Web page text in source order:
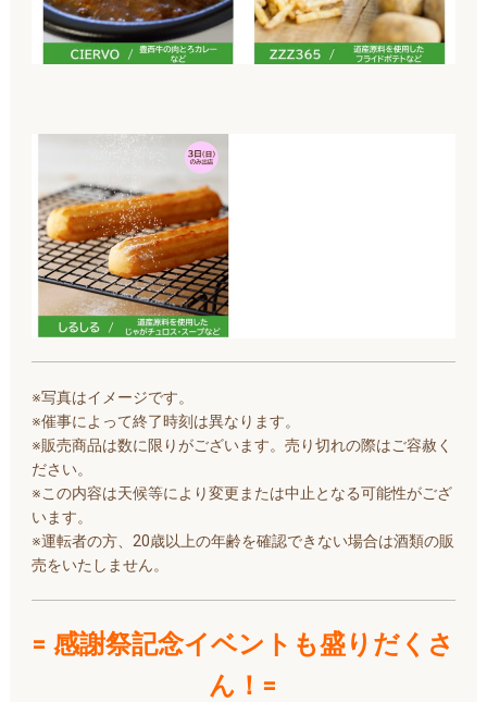
※写真はイメージです。
※催事によって終了時刻は異なります。
※販売商品は数に限りがございます。売り切れの際はご容赦く
ださい。
※この内容は天候等により変更または中止となる可能性がござ
います。
※運転者の方、20歳以上の年齢を確認できない場合は酒類の販
売をいたしません。
= 感謝祭記念イベントも盛りだくさ
ん！=